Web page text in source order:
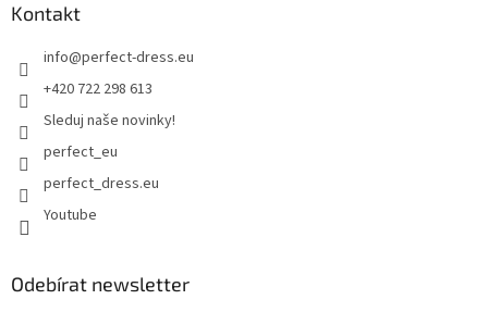
Kontakt
info@perfect-dress.eu
+420 722 298 613
Sleduj naše novinky!
perfect_eu
perfect_dress.eu
Youtube
Odebírat newsletter